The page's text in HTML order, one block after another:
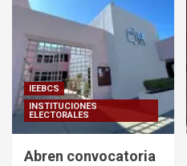
IEEBCS
INSTITUCIONES
ELECTORALES
Abren convocatoria